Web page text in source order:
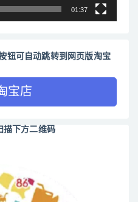
01:37
钮可自动跳转到网页版淘宝
宝店
描下方二维码